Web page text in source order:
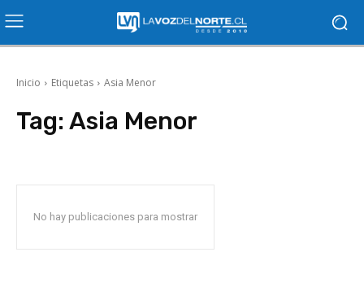
Inicio Etiquetas Asia Menor
Tag: Asia Menor
No hay publicaciones para mostrar